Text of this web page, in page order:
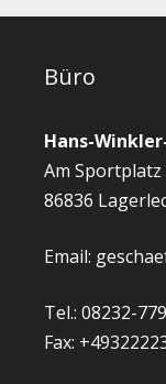
Büro
Hans-
Am Sportplatz
86836
Email:
Tel.: 08232-
Fax: